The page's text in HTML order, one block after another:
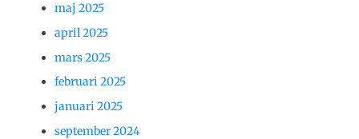
maj 2025
april 2025
mars 2025
februari 2025
januari 2025
september 2024